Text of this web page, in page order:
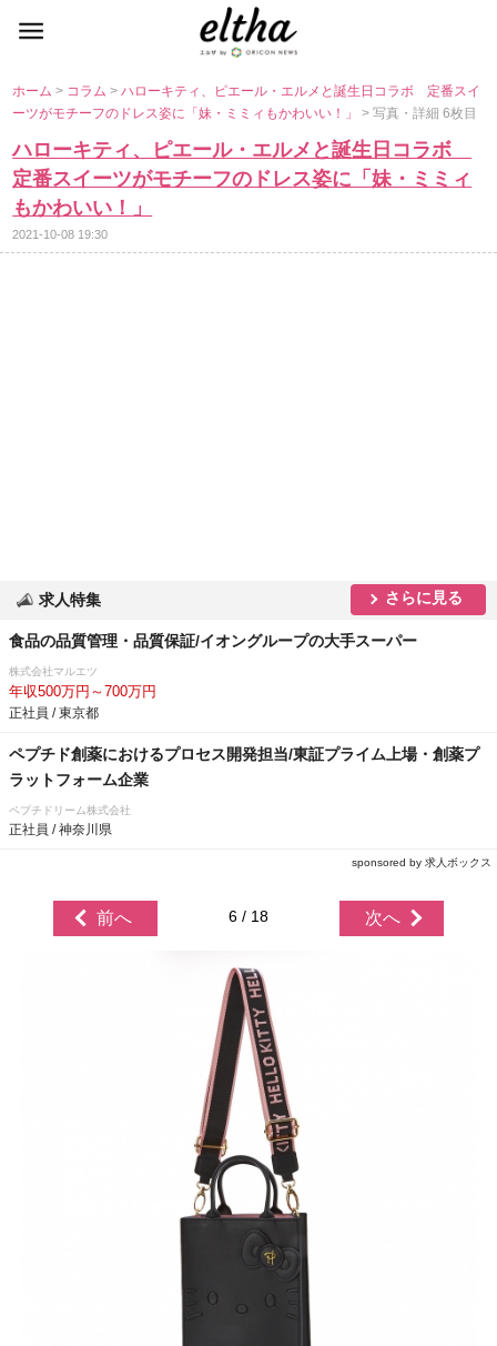
ホーム> コラム>ハローキティ、ピエール・エルメと誕生日コラボ 定番スイ
ーツがモチーフのドレス姿に「妹・ミミィもかわいい！」> 写真・詳細 6枚目
ハローキティ、ピエール・エルメと誕生日コラボ
定番スイーツがモチーフのドレス姿に「妹・ミミィ
もかわいい！」
2021-10-08 19:30
求人特集 さらに見る
食品の品質管理・品質保証/イオングループの大手スーパー
株式会社マルエツ
年収500万円～700万円
正社員 / 東京都
ペプチド創薬におけるプロセス開発担当/東証プライム上場・創薬プ
ラットフォーム企業
ペプチドリーム株式会社
正社員 / 神奈川県
sponsored by 求人ボックス
前へ 6 / 18 次へ